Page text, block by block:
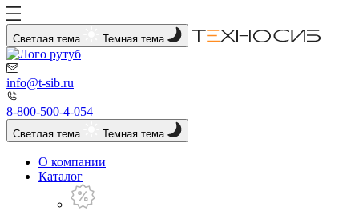
Светлая тема Темная тема
info@t-sib.ru
8-800-500-4-054
Светлая тема Темная тема
О компании
Каталог